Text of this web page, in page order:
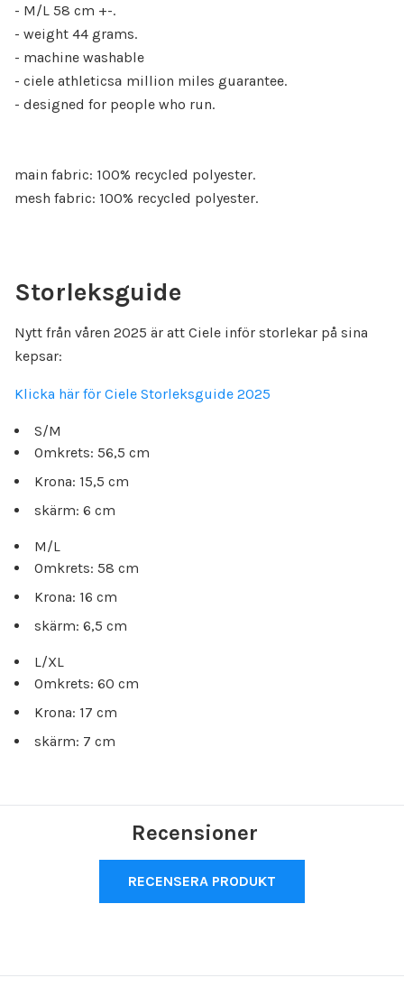
- M/L 58 cm +-.
- weight 44 grams.
- machine washable
- ciele athleticsª million miles guarantee.
- designed for people who run.
main fabric: 100% recycled polyester.
mesh fabric: 100% recycled polyester.
Storleksguide
Nytt från våren 2025 är att Ciele inför storlekar på sina
kepsar:
Klicka här för Ciele Storleksguide 2025
S/M
Omkrets: 56,5 cm
Krona: 15,5 cm
skärm: 6 cm
M/L
Omkrets: 58 cm
Krona: 16 cm
skärm: 6,5 cm
L/XL
Omkrets: 60 cm
Krona: 17 cm
skärm: 7 cm
Recensioner
RECENSERA PRODUKT